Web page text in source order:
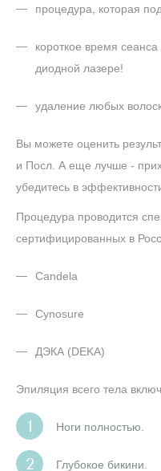
процедура, которая
короткое время
диодной лазере!
удаление любых
Вы можете оценить
и Посл. А еще лучше -
убедитесь в
Процедура проводится
сертифицированных в
Candela
Cynosure
ДЭКА (DEKA)
Эпиляция всего тела
Ноги полностью.
Глубокое бикини.